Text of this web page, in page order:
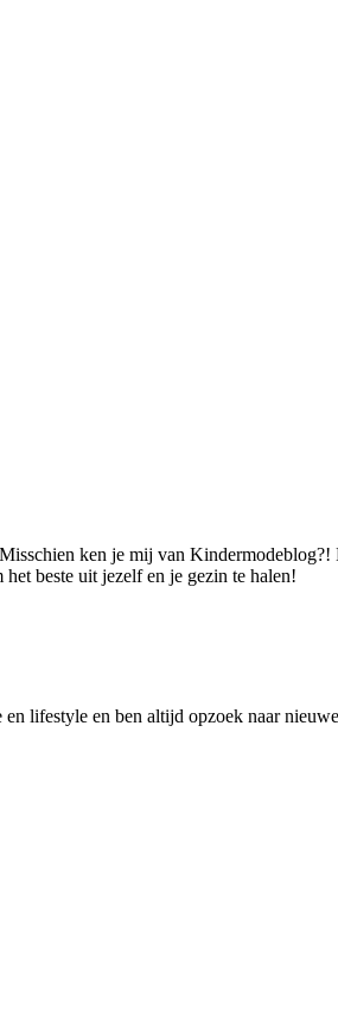
ken je mij van
beste uit jezelf en je gezin te halen!
lifestyle en ben altijd opzoek naar